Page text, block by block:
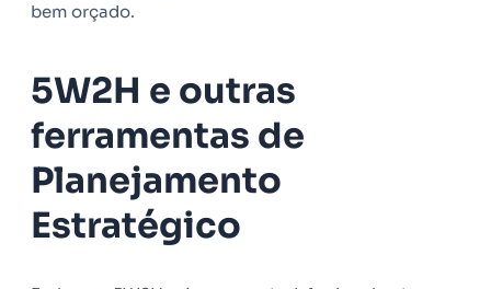
bem orçado.
5W2H e outras
ferramentas de
Planejamento
Estratégico